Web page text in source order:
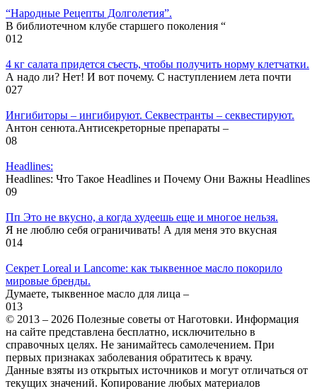
“Народные Рецепты Долголетия”.
В библиотечном клубе старшего поколения “
012
4 кг салата придется съесть, чтобы получить норму клетчатки.
А надо ли? Нет! И вот почему. С наступлением лета почти
027
Ингибиторы – ингибируют. Секвестранты – секвестируют.
Антон сенюта.Антисекреторные препараты –
08
Headlines:
Headlines: Что Такое Headlines и Почему Они Важны Headlines
09
Пп Это не вкусно, а когда худеешь еще и многое нельзя.
Я не люблю себя ограничивать! А для меня это вкусная
014
Секрет Loreal и Lancome: как тыквенное масло покорило
мировые бренды.
Думаете, тыквенное масло для лица –
013
© 2013 – 2026 Полезные советы от Наготовки. Информация
на сайте представлена бесплатно, исключительно в
справочных целях. Не занимайтесь самолечением. При
первых признаках заболевания обратитесь к врачу.
Данные взяты из открытых источников и могут отличаться от
текущих значений. Копирование любых материалов